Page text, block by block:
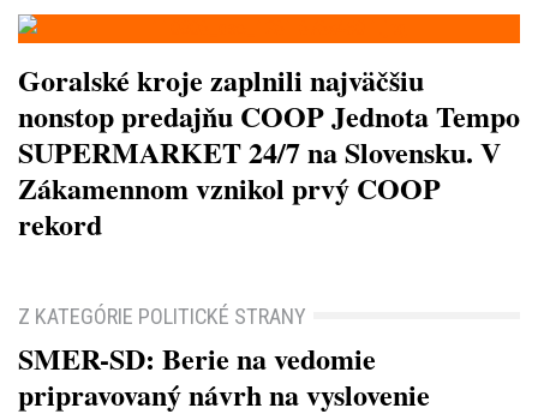
Goralské kroje zaplnili najväčšiu
nonstop predajňu COOP Jednota Tempo
SUPERMARKET 24/7 na Slovensku. V
Zákamennom vznikol prvý COOP
rekord
Z KATEGÓRIE POLITICKÉ STRANY
SMER-SD: Berie na vedomie
pripravovaný návrh na vyslovenie